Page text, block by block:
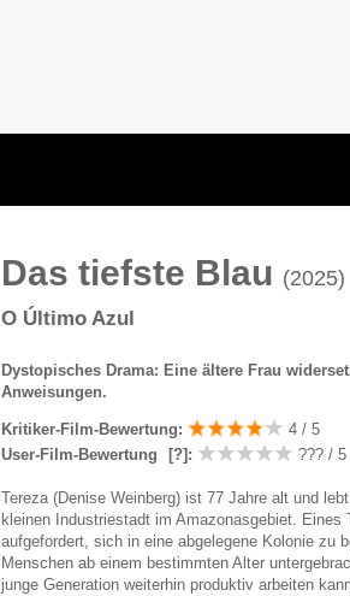
Das tiefste Blau (2025)
O Último Azul
Dystopisches Drama: Eine ältere Frau
Anweisungen.
Kritiker-Film-Bewertung:
4 / 5
User-Film-Bewertung
[?] : ??? / 5
Tereza (Denise Weinberg) ist 77 Jahre alt und
kleinen Industriestadt im Amazonasgebiet. Eines
aufgefordert, sich in eine abgelegene Kolonie zu
Menschen ab einem bestimmten Alter
junge Generation weiterhin produktiv arbeiten